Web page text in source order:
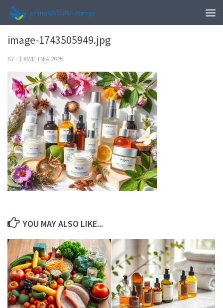
0
image-1743505949.jpg
BY · 1 KWIETNIA 2025
YOU MAY ALSO LIKE...